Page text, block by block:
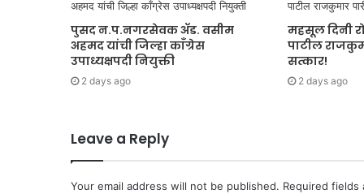
पुसद न.प.नगरसेवक ॲड. वसीम
अहमद यांची जिल्हा काँग्रेस
उपाध्यक्षपदी नियुक्ती
2 days ago
महसूल दिनी
पाटील
सत्कार!
2 days ago
Leave a Reply
Your email address will not be published. Required fields